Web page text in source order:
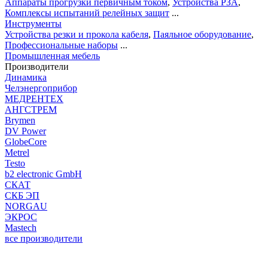
Аппараты прогрузки первичным током, Устройства РЗА,
Комплексы испытаний релейных защит ...
Инструменты
Устройства резки и прокола кабеля, Паяльное оборудование,
Профессиональные наборы ...
Промышленная мебель
Производители
Динамика
Челэнергоприбор
МЕДРЕНТЕХ
АНГСТРЕМ
Brymen
DV Power
GlobeCore
Metrel
Testo
b2 electronic GmbH
СКАТ
СКБ ЭП
NORGAU
ЭКРОС
Mastech
все производители